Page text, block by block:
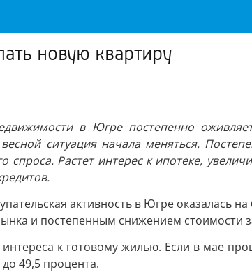
новую квартиру
в Югре постепенно
ситуация начала меняться.
Растет интерес к ипотеке,
активность в Югре оказалась
и постепенным снижением стоимости
к готовому жилью. Если в мае
49,5 процента.